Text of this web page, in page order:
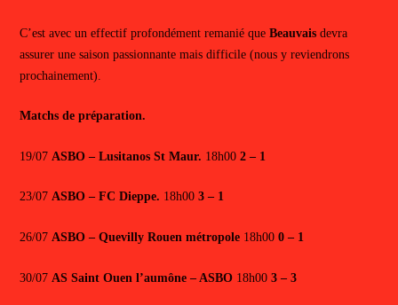
C’est avec un effectif profondément remanié que Beauvaisdevra
assurer une saison passionnante mais difficile (nous y reviendrons
prochainement).
Matchs de préparation.
19/07 ASBO – Lusitanos St Maur. 18h00 2 – 1
23/07 ASBO – FC Dieppe. 18h00 3 – 1
26/07 ASBO – Quevilly Rouen métropole18h00 0 – 1
30/07 AS Saint Ouen l’aumône – ASBO18h00 3 – 3